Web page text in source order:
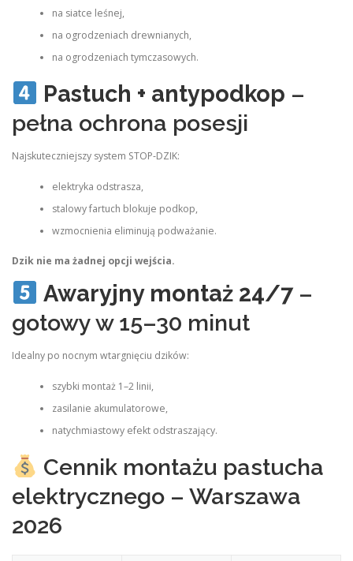
na siatce leśnej,
na ogrodzeniach drewnianych,
na ogrodzeniach tymczasowych.
Pastuch + antypodkop –
pełna ochrona posesji
Najskuteczniejszy system STOP‑DZIK:
elektryka odstrasza,
stalowy fartuch blokuje podkop,
wzmocnienia eliminują podważanie.
Dzik nie ma żadnej opcji wejścia.
Awaryjny montaż 24/7–
gotowy w 15–30 minut
Idealny po nocnym wtargnięciu dzików:
szybki montaż 1–2 linii,
zasilanie akumulatorowe,
natychmiastowy efekt odstraszający.
Cennik montażu pastucha
elektrycznego – Warszawa
2026